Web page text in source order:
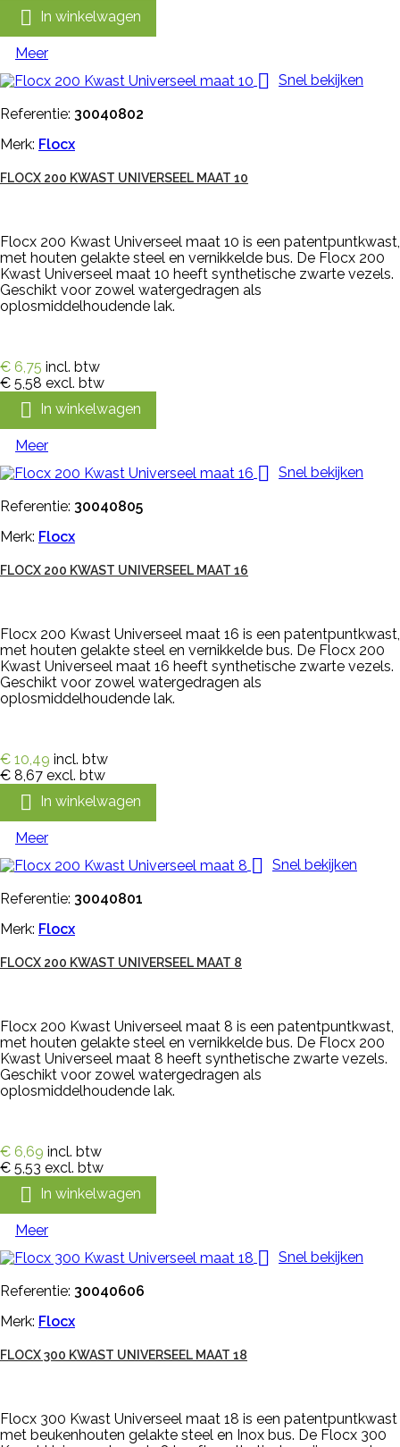
 In winkelwagen
Meer
 Snel bekijken
Referentie: 30040802
Merk: Flocx
FLOCX 200 KWAST UNIVERSEEL MAAT 10
Flocx 200 Kwast Universeel maat 10 is een patentpuntkwast,
met houten gelakte steel en vernikkelde bus. De Flocx 200
Kwast Universeel maat 10 heeft synthetische zwarte vezels.
Geschikt voor zowel watergedragen als
oplosmiddelhoudende lak.
€ 6,75 incl. btw
€ 5,58 excl. btw
 In winkelwagen
Meer
 Snel bekijken
Referentie: 30040805
Merk: Flocx
FLOCX 200 KWAST UNIVERSEEL MAAT 16
Flocx 200 Kwast Universeel maat 16 is een patentpuntkwast,
met houten gelakte steel en vernikkelde bus. De Flocx 200
Kwast Universeel maat 16 heeft synthetische zwarte vezels.
Geschikt voor zowel watergedragen als
oplosmiddelhoudende lak.
€ 10,49 incl. btw
€ 8,67 excl. btw
 In winkelwagen
Meer
 Snel bekijken
Referentie: 30040801
Merk: Flocx
FLOCX 200 KWAST UNIVERSEEL MAAT 8
Flocx 200 Kwast Universeel maat 8 is een patentpuntkwast,
met houten gelakte steel en vernikkelde bus. De Flocx 200
Kwast Universeel maat 8 heeft synthetische zwarte vezels.
Geschikt voor zowel watergedragen als
oplosmiddelhoudende lak.
€ 6,69 incl. btw
€ 5,53 excl. btw
 In winkelwagen
Meer
 Snel bekijken
Referentie: 30040606
Merk: Flocx
FLOCX 300 KWAST UNIVERSEEL MAAT 18
Flocx 300 Kwast Universeel maat 18 is een patentpuntkwast
met beukenhouten gelakte steel en Inox bus. De Flocx 300